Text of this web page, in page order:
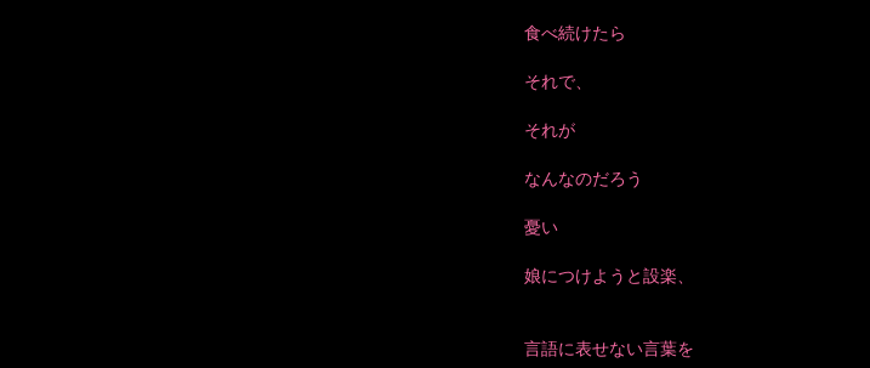
食べ続けたら
それで、
それが
なんなのだろう
憂い
娘につけようと設楽、
言語に表せない言葉を